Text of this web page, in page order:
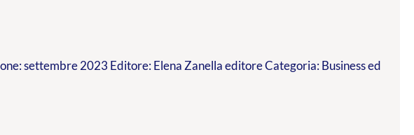
settembre 2023 Editore: Elena Zanella editore Categoria: Business ed